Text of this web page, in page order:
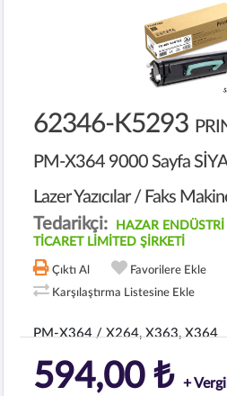
62346-K5293
PM-X364 9000 Sayfa
Lazer Yazıcılar / Faks
Tedarikçi:
HAZAR
TİCARET LİMİTED ŞİRKETİ
Çıktı Al
Favorilere Ekle
Karşılaştırma Listesine Ekle
PM-X364 / X264, X363, X364
594,00 ₺ +